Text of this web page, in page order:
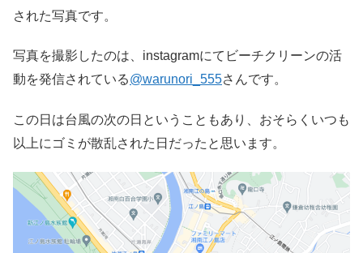
された写真です。
写真を撮影したのは、instagramにてビーチクリーンの活
動を発信されている@warunori_555さんです。
この日は台風の次の日ということもあり、おそらくいつも
以上にゴミが散乱された日だったと思います。